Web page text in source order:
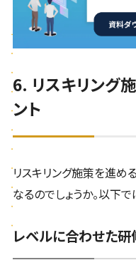
6. リスキリング
ント
リスキリング施策を進め
なるのでしょうか。以下
レベルに合わせた